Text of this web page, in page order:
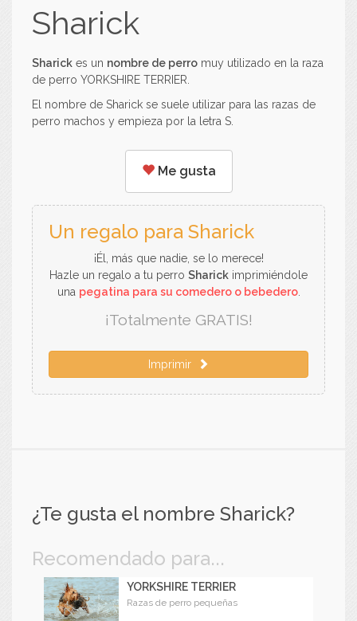
Sharick
Sharick es un nombre de perro muy utilizado en la raza
de perro YORKSHIRE TERRIER.
El nombre de Sharick se suele utilizar para las razas de
perro machos y empieza por la letra S.
Me gusta
Un regalo para Sharick
¡Él, más que nadie, se lo merece!
Hazle un regalo a tu perro Sharick imprimiéndole
una pegatina para su comedero o bebedero.
¡Totalmente GRATIS!
Imprimir
¿Te gusta el nombre Sharick?
Recomendado para...
YORKSHIRE TERRIER
Razas de perro pequeñas